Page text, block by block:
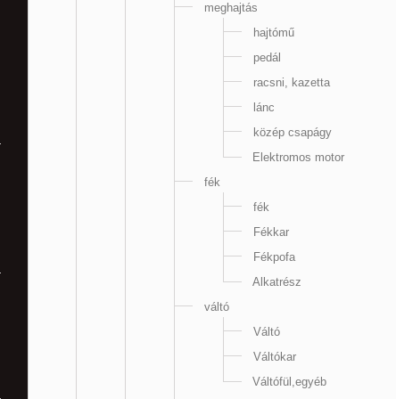
meghajtás
hajtómű
pedál
racsni, kazetta
lánc
közép csapágy
Elektromos motor
fék
fék
Fékkar
Fékpofa
Alkatrész
váltó
Váltó
Váltókar
Váltófül,egyéb